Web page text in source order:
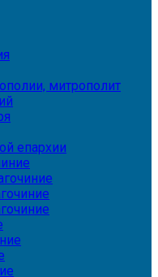
митрополит
епархии